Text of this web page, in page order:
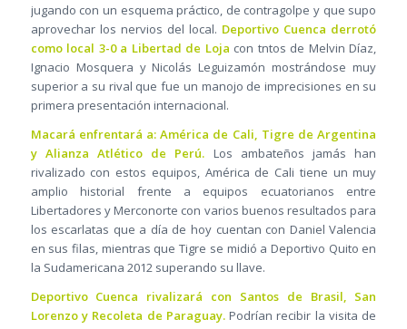
jugando con un esquema práctico, de contragolpe y que supo
aprovechar los nervios del local. Deportivo Cuenca derrotó
como local 3-0 a Libertad de Loja con tntos de Melvin Díaz,
Ignacio Mosquera y Nicolás Leguizamón mostrándose muy
superior a su rival que fue un manojo de imprecisiones en su
primera presentación internacional.
Macará enfrentará a: América de Cali, Tigre de Argentina
y Alianza Atlético de Perú. Los ambateños jamás han
rivalizado con estos equipos, América de Cali tiene un muy
amplio historial frente a equipos ecuatorianos entre
Libertadores y Merconorte con varios buenos resultados para
los escarlatas que a día de hoy cuentan con Daniel Valencia
en sus filas, mientras que Tigre se midió a Deportivo Quito en
la Sudamericana 2012 superando su llave.
Deportivo Cuenca rivalizará con Santos de Brasil, San
Lorenzo y Recoleta de Paraguay.Podrían recibir la visita de